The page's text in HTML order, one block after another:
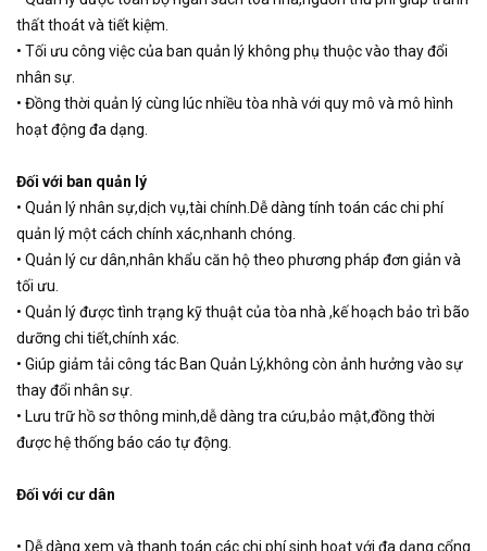
thất thoát và tiết kiệm.
• Tối ưu công việc của ban quản lý không phụ thuộc vào thay đổi
nhân sự.
• Đồng thời quản lý cùng lúc nhiều tòa nhà với quy mô và mô hình
hoạt động đa dạng.
Đối với ban quản lý
• Quản lý nhân sự,dịch vụ,tài chính.Dễ dàng tính toán các chi phí
quản lý một cách chính xác,nhanh chóng.
• Quản lý cư dân,nhân khẩu căn hộ theo phương pháp đơn giản và
tối ưu.
• Quản lý được tình trạng kỹ thuật của tòa nhà ,kế hoạch bảo trì bão
dưỡng chi tiết,chính xác.
• Giúp giảm tải công tác Ban Quản Lý,không còn ảnh hưởng vào sự
thay đổi nhân sự.
• Lưu trữ hồ sơ thông minh,dễ dàng tra cứu,bảo mật,đồng thời
được hệ thống báo cáo tự động.
Đối với cư dân
• Dễ dàng xem và thanh toán các chi phí sinh hoạt với đa dạng cổng